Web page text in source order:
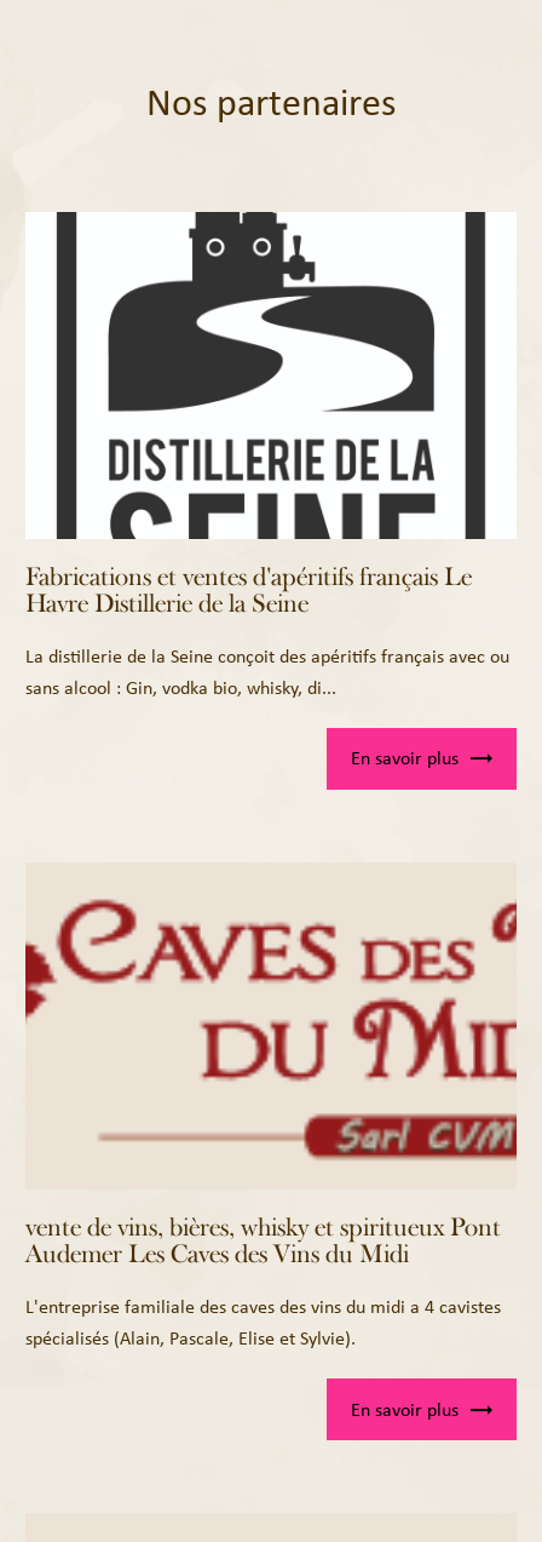
Nos partenaires
Fabrications et ventes d'apéritifs français Le
Havre Distillerie de la Seine
La distillerie de la Seine conçoit des apéritifs français avec ou
sans alcool : Gin, vodka bio, whisky, di...
En savoir plus
vente de vins, bières, whisky et spiritueux Pont
Audemer Les Caves des Vins du Midi
L'entreprise familiale des caves des vins du midi a 4 cavistes
spécialisés (Alain, Pascale, Elise et Sylvie).
En savoir plus